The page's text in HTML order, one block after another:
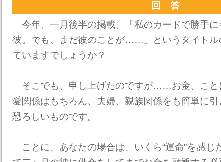
回 答
今年、一月後半の掲載、「私のカードで勝手
彼。でも、まだ彼のことが……」というタイトル
ていますでしょうか？
そこでも、申し上げたのですが……お金、こと
愛関係はもちろん、夫婦、親族関係をも簡単に
恐ろしいものです。
ことに、あなたの場合は、いくら“運命”を感じ